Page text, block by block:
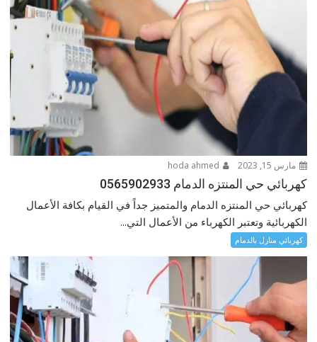
مارس 15, 2023
كهربائي حي المنتزه الدمام 0565902933
كهربائي حي المنتزه الدمام والمتميز جداً في القيام بكافة الأعمال
الكهربائية وتعتبر الكهرباء من الأعمال التي...
كهربائي منازل بالدمام